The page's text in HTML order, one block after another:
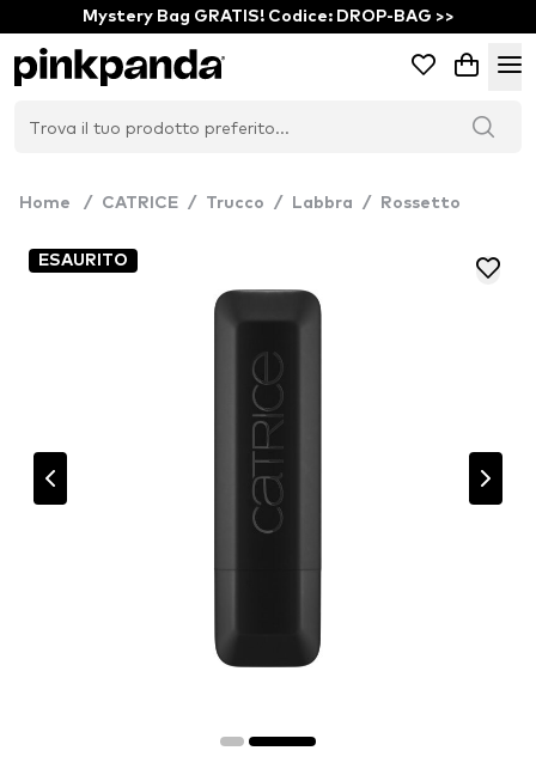
Mystery Bag GRATIS! Codice: DROP-BAG >>
Home / CATRICE / Trucco / Labbra / Rossetto
ESAURITO